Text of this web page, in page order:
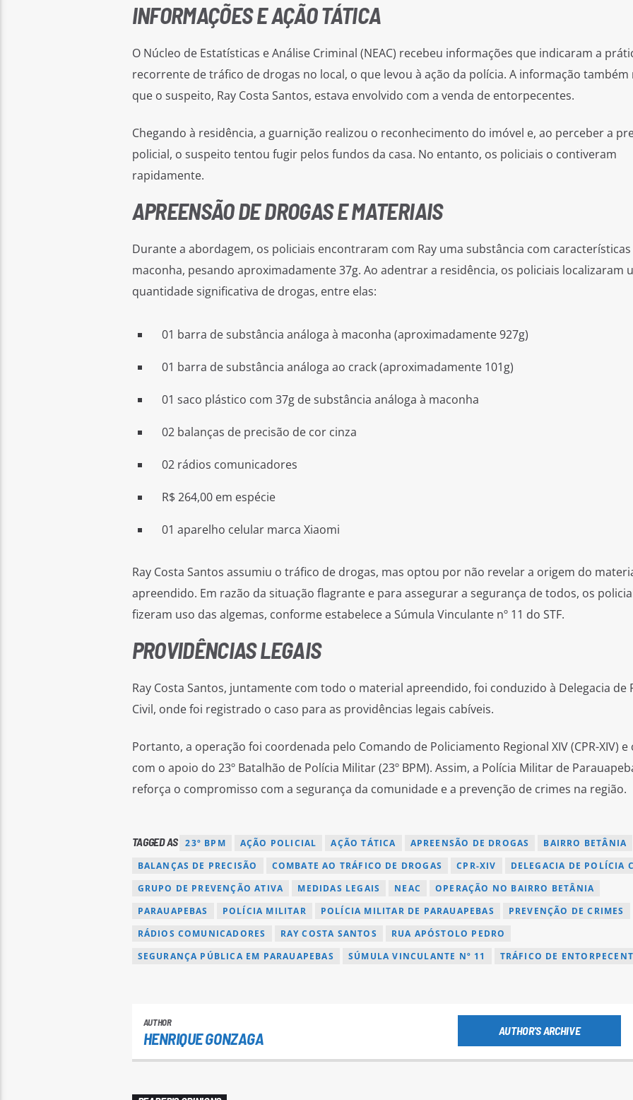
INFORMAÇÕES E AÇÃO TÁTICA
O Núcleo de Estatísticas e Análise Criminal (NEAC) recebeu informações que indicaram a
recorrente de tráfico de drogas no local, o que levou à ação da polícia. A informação também
que o suspeito, Ray Costa Santos, estava envolvido com a venda de entorpecentes.
Chegando à residência, a guarnição realizou o reconhecimento do imóvel e, ao perceber a
policial, o suspeito tentou fugir pelos fundos da casa. No entanto, os policiais o contiveram
rapidamente.
APREENSÃO DE DROGAS E MATERIAIS
Durante a abordagem, os policiais encontraram com Ray uma substância com características
maconha, pesando aproximadamente 37g. Ao adentrar a residência, os policiais localizaram
quantidade significativa de drogas, entre elas:
01 barra de substância análoga à maconha (aproximadamente 927g)
01 barra de substância análoga ao crack (aproximadamente 101g)
01 saco plástico com 37g de substância análoga à maconha
02 balanças de precisão de cor cinza
02 rádios comunicadores
R$ 264,00 em espécie
01 aparelho celular marca Xiaomi
Ray Costa Santos assumiu o tráfico de drogas, mas optou por não revelar a origem do
apreendido. Em razão da situação flagrante e para assegurar a segurança de todos, os
fizeram uso das algemas, conforme estabelece a Súmula Vinculante nº 11 do STF.
PROVIDÊNCIAS LEGAIS
Ray Costa Santos, juntamente com todo o material apreendido, foi conduzido à Delegacia de
Civil, onde foi registrado o caso para as providências legais cabíveis.
Portanto, a operação foi coordenada pelo Comando de Policiamento Regional XIV (CPR-XIV)
com o apoio do 23º Batalhão de Polícia Militar (23º BPM). Assim, a Polícia Militar de
reforça o compromisso com a segurança da comunidade e a prevenção de crimes na região.
TAGGED AS 23º BPM AÇÃO POLICIAL AÇÃO TÁTICA APREENSÃO DE DROGAS
BAIRRO BETÂNIA
BALANÇAS DE PRECISÃO
COMBATE AO TRÁFICO DE DROGAS CPR-XIV
DELEGACIA DE POLÍCIA
GRUPO DE PREVENÇÃO ATIVA
MEDIDAS LEGAIS NEAC
OPERAÇÃO NO BAIRRO BETÂNIA
PARAUAPEBAS
POLÍCIA MILITAR POLÍCIA MILITAR DE PARAUAPEBAS
PREVENÇÃO DE CRIMES
RÁDIOS COMUNICADORES
RAY COSTA SANTOS
RUA APÓSTOLO PEDRO
SEGURANÇA PÚBLICA EM PARAUAPEBAS
SÚMULA VINCULANTE Nº 11 TRÁFICO DE
AUTHOR
HENRIQUE GONZAGA AUTHOR'S ARCHIVE